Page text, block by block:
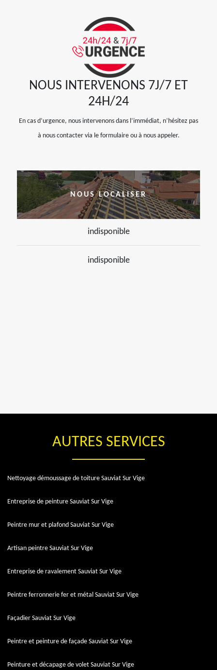
NOUS INTERVENONS 7J/7 ET
24H/24
En cas d’urgence, nous intervenons dans l’immédiat, n’hésitez pas
à nous contacter via le formulaire ou à nous appeler.
NOUS LOCALISER
indisponible
indisponible
AUTRES SERVICES
Nettoyage démoussage de toiture Sauviat Sur Vige
Entreprise de peinture Sauviat Sur Vige
Peintre mur et plafond Sauviat Sur Vige
Artisan peintre Sauviat Sur Vige
Entreprise de ravalement Sauviat Sur Vige
Peintre ferronnerie fer et métal Sauviat Sur Vige
Façadier Sauviat Sur Vige
Peintre et peinture de façade Sauviat Sur Vige
Peinture et décapage de volet Sauviat Sur Vige